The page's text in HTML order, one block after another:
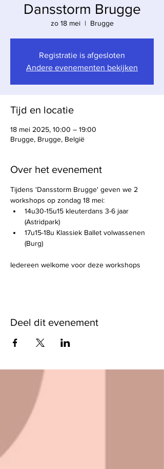
Dansstorm Brugge
zo 18 mei
  |
Brugge
Registratie is afgesloten
Andere evenementen bekijken
Tijd en locatie
18 mei 2025, 10:00 – 19:00
Brugge, Brugge, België
Over het evenement
Tijdens 'Dansstorm Brugge' geven we 2
workshops op zondag 18 mei:
14u30-15u15 kleuterdans 3-6 jaar
(Astridpark)
17u15-18u Klassiek Ballet volwassenen
(Burg)
Iedereen welkome voor deze workshops
Deel dit evenement